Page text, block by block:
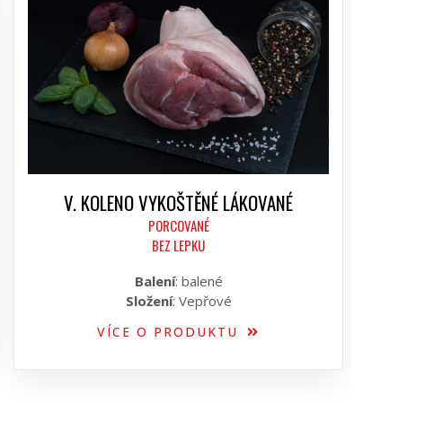
V. KOLENO VYKOŠTĚNÉ LÁKOVANÉ
PORCOVANÉ
BEZ LEPKU
Balení: balené
Složení: Vepřové
VÍCE O PRODUKTU